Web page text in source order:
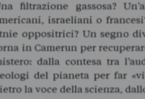
filtrazione gassosa?
israeliani o
oppositrici? Un segno
in Camerun per
dalla contesa tra
del pianeta per far
la voce della scienza,